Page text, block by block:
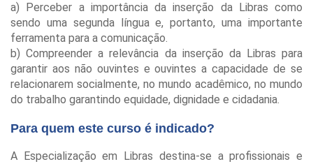
a) Perceber a importância da inserção da Libras como
sendo uma segunda língua e, portanto, uma importante
ferramenta para a comunicação.
b) Compreender a relevância da inserção da Libras para
garantir aos não ouvintes e ouvintes a capacidade de se
relacionarem socialmente, no mundo acadêmico, no mundo
do trabalho garantindo equidade, dignidade e cidadania.
Para quem este curso é indicado?
A Especialização em Libras destina-se a profissionais e